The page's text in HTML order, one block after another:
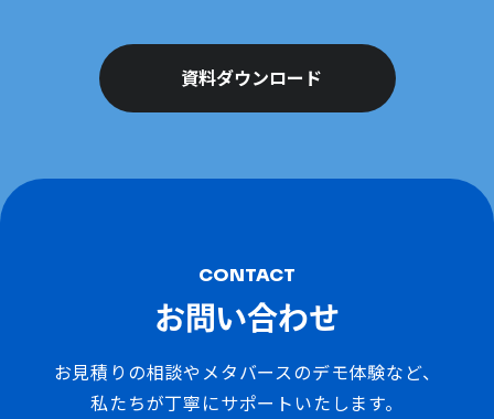
資料ダウンロード
CONTACT
お問い合わせ
お見積りの相談やメタバースのデモ体験など、
私たちが丁寧にサポートいたします。